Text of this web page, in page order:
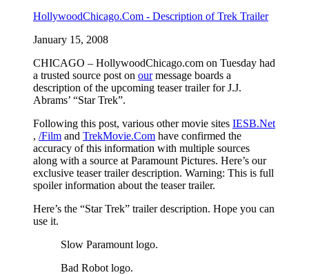
HollywoodChicago.Com - Description of Trek Trailer
January 15, 2008
CHICAGO – HollywoodChicago.com on Tuesday had
a trusted source post on ourmessage boards a
description of the upcoming teaser trailer for J.J.
Abrams’ “Star Trek”.
Following this post, various other movie sites IESB.Net
, /Film and TrekMovie.Com have confirmed the
accuracy of this information with multiple sources
along with a source at Paramount Pictures. Here’s our
exclusive teaser trailer description. Warning: This is full
spoiler information about the teaser trailer.
Here’s the “Star Trek” trailer description. Hope you can
use it.
Slow Paramount logo.
Bad Robot logo.